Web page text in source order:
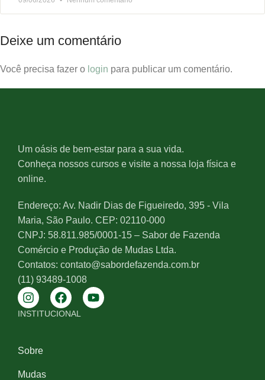
Deixe um comentário
Você precisa fazer o login para publicar um comentário.
Um oásis de bem-estar para a sua vida.
Conheça nossos cursos e visite a nossa loja física e
online.
Endereço: Av. Nadir Dias de Figueiredo, 395 - Vila
Maria, São Paulo. CEP: 02110-000
CNPJ: 58.811.985/0001-15 – Sabor de Fazenda
Comércio e Produção de Mudas Ltda.
Contatos: contato@sabordefazenda.com.br
(11) 93489-1008
INSTITUCIONAL
Sobre
Mudas